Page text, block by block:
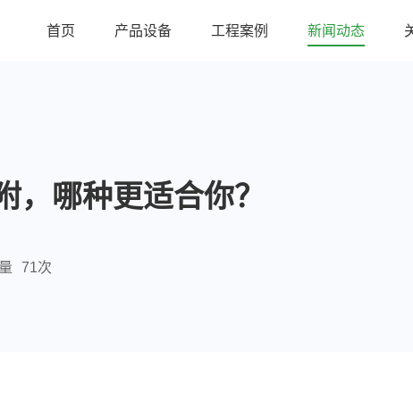
首页 产品设备 工程案例 新闻动态
，哪种更适合你？
71次